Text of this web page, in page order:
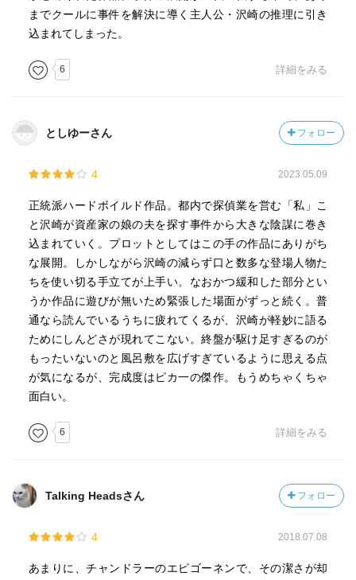
かつてチャンドラーを読んでいた時に駆られた、「私もこ
んな文章で物語が書きたい」と思わせる雰囲気がある。
ど印象深く描写されるのか、そう気づかされる事しばしば
だった。
そしてやはり古典は読むべきである。
名作ならば尚更だ。
ドラーの諸作、少なくとも全ての長編には当たるべきだろ
う。そしてそうした私は正解だったと今更ながらに気付か
された。
今夜の酒はきっと美味いに違いない。
までクールに事件を解決に導く主人公・沢崎の推理に引き
込まれてしまった。
6 詳細をみる
としゆーさん フォロー
4 2023.05.09
正統派ハードボイルド作品。都内で探偵業を営む「私」こ
と沢崎が資産家の娘の夫を探す事件から大きな陰謀に巻き
込まれていく。プロットとしてはこの手の作品にありがち
な展開。しかしながら沢崎の減らず口と数多な登場人物た
ちを使い切る手立てが上手い。なおかつ緩和した部分とい
うか作品に遊びが無いため緊張した場面がずっと続く。普
通なら読んでいるうちに疲れてくるが、沢崎が軽妙に語る
ためにしんどさが現れてこない。終盤が駆け足すぎるのが
もったいないのと風呂敷を広げすぎているように思える点
が気になるが、完成度はピカ一の傑作。もうめちゃくちゃ
面白い。
6 詳細をみる
Talking Headsさん フォロー
4 2018.07.08
あまりに、チャンドラーのエピゴーネンで、その潔さが却